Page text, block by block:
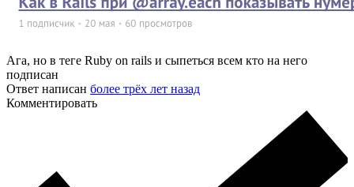
Ага, но в теге Ruby on rails и сыпеться всем кто на него
подписан
Ответ написан более трёх лет назад
Комментировать